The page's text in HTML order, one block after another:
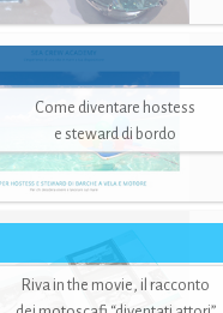
Come diventare hostess
e steward di bordo
Riva in the movie, il racconto